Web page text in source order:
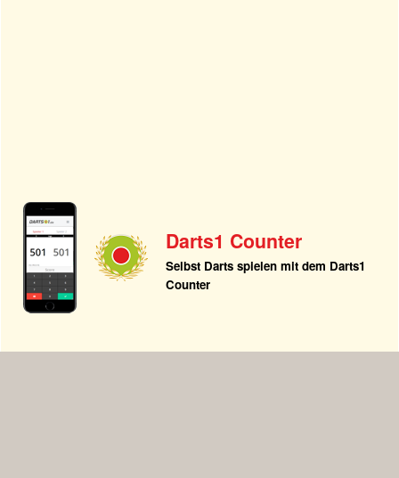
Darts1 Counter
Selbst Darts spielen mit dem Darts1
Counter